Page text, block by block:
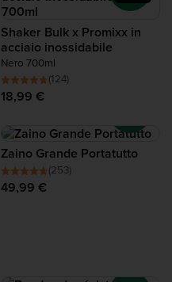
Shaker Bulk x Promixx in
acciaio inossidabile
Nero 700ml
(124)
18,99 €
Zaino Grande Portatutto
(253)
49,99 €